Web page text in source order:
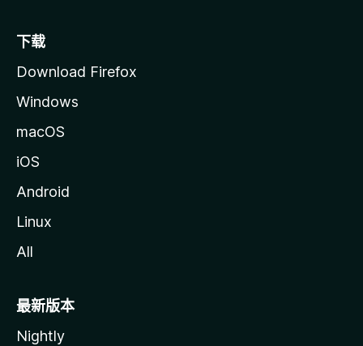
下载
Download Firefox
Windows
macOS
iOS
Android
Linux
All
最新版本
Nightly